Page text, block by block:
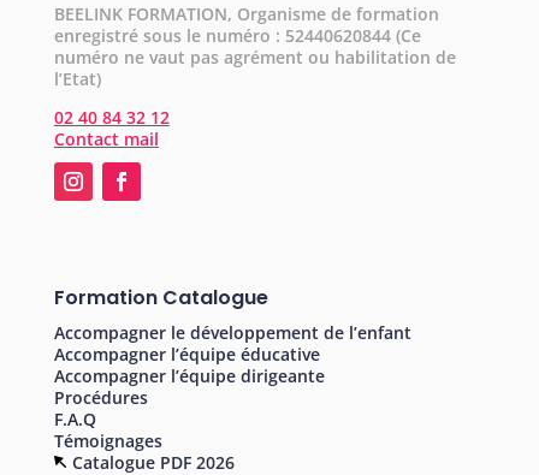
BEELINK FORMATION, Organisme de formation
enregistré sous le numéro : 52440620844 (Ce
numéro ne vaut pas agrément ou habilitation de
l’Etat)
02 40 84 32 12
Contact mail
Formation Catalogue
Accompagner le développement de l’enfant
Accompagner l’équipe éducative
Accompagner l’équipe dirigeante
Procédures
F.A.Q
Témoignages
Catalogue PDF 2026